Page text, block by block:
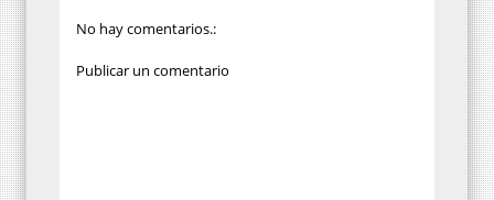
No hay comentarios.:
Publicar un comentario